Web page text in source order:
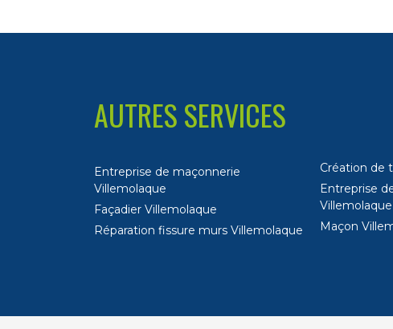
AUTRES SERVICES
Entreprise de maçonnerie
Villemolaque
Façadier Villemolaque
Réparation fissure murs Villemolaque
Création de
Entreprise
Villemolaque
Maçon